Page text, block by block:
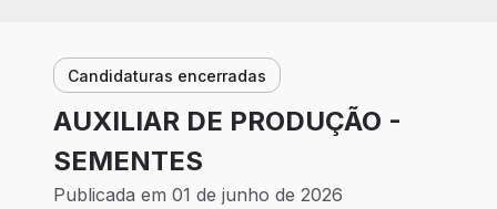
Candidaturas encerradas
AUXILIAR DE PRODUÇÃO -
SEMENTES
Publicada em 01 de junho de 2026